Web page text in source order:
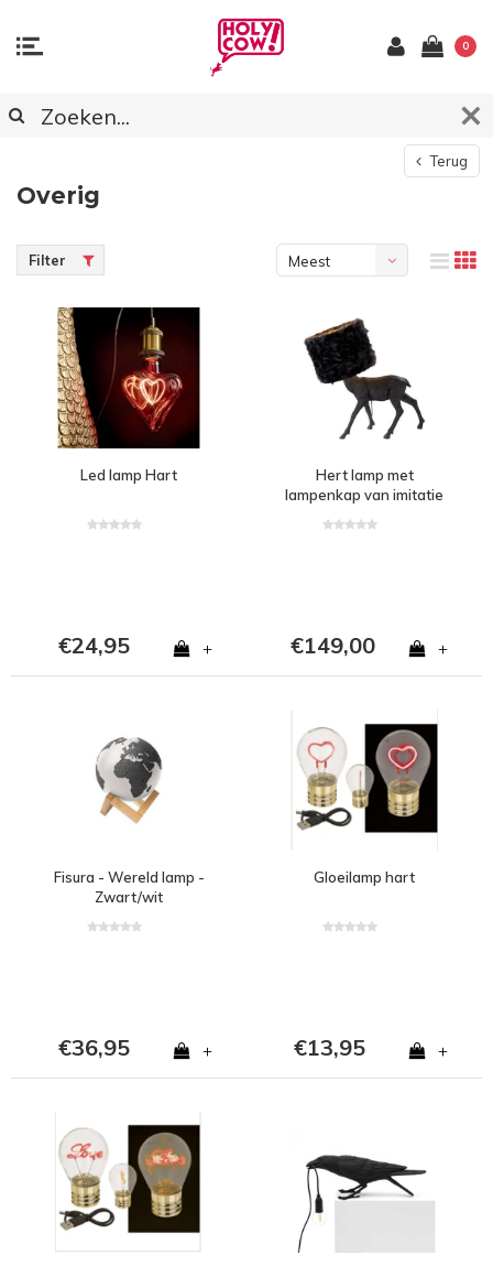
0
Terug
Overig
Filter
Meest
Led lamp Hart
€24,95 +
Hert lamp met
lampenkap van imitatie
€149,00 +
Fisura - Wereld lamp -
Zwart/wit
€36,95 +
Gloeilamp hart
€13,95 +